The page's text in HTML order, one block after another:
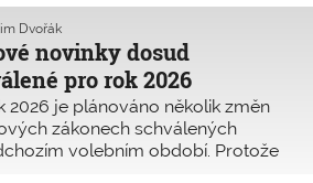
schváleny další daňové změny,
ty nejvýznamnější se snažím
článku přehledně shrnout.
systém zdanění však zůstává
novinky dosud
pro rok 2026
Dvořák
2026 je plánováno několik změn
zákonech schválených
volebním období. Protože